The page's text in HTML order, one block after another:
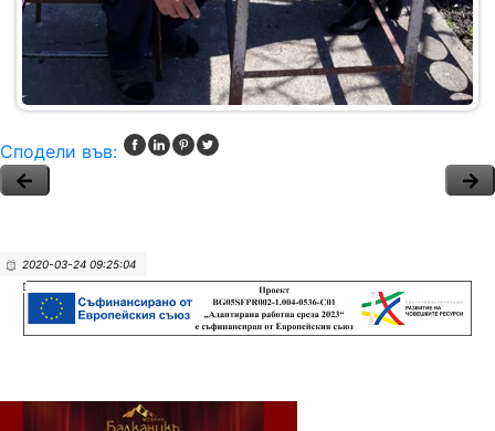
Сподели във:
2020-03-24 09:25:04